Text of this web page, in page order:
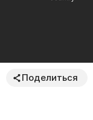
Поделиться